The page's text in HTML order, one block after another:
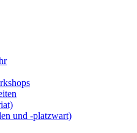
und -platzwart)